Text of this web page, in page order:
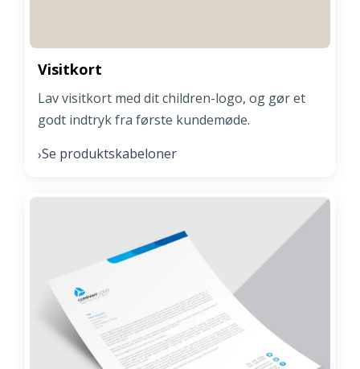
Visitkort
Lav visitkort med dit children-logo, og gør et
godt indtryk fra første kundemøde.
›Se produktskabeloner